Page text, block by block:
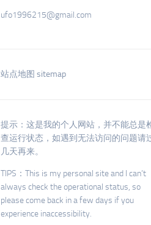
ufo1996215@gmail.com
站点地图 sitemap
提示：这是我的个人网站，并不能总是
查运行状态，如遇到无法访问的问题请
几天再来。
TIPS：This is my personal site and I can’t
always check the operational status, so
please come back in a few days if you
experience inaccessibility.